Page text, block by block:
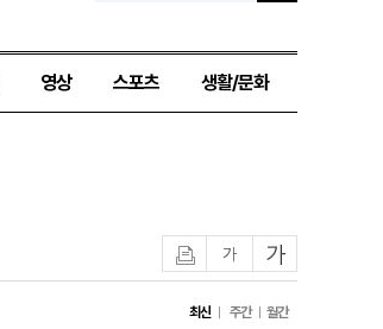
영상 스포츠 생활/문화
글자작게글자크게
최신 주간 월간